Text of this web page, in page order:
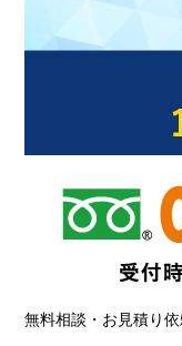
無料相談・お見積り